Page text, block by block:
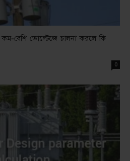
কম-বেশি ভোল্টেজে চালনা করলে কি
0